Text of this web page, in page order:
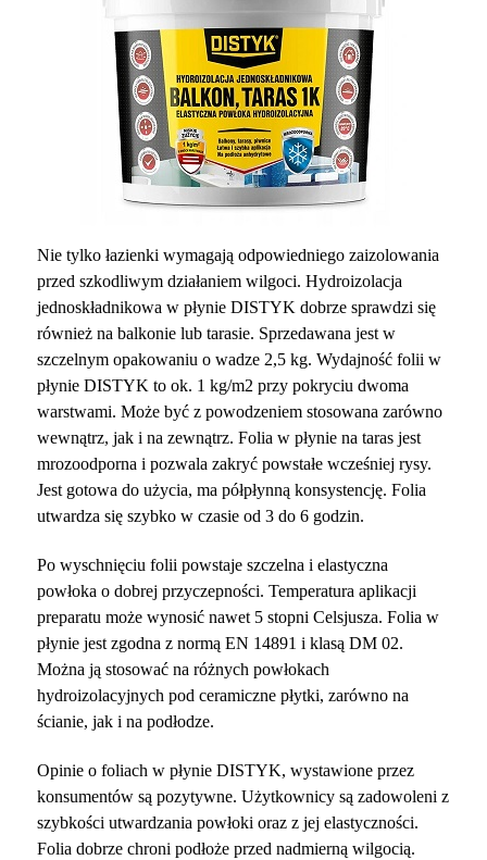
Nie tylko łazienki wymagają odpowiedniego zaizolowania
przed szkodliwym działaniem wilgoci. Hydroizolacja
jednoskładnikowa w płynie DISTYK dobrze sprawdzi się
również na balkonie lub tarasie. Sprzedawana jest w
szczelnym opakowaniu o wadze 2,5 kg. Wydajność folii w
płynie DISTYK to ok. 1 kg/m2 przy pokryciu dwoma
warstwami. Może być z powodzeniem stosowana zarówno
wewnątrz, jak i na zewnątrz. Folia w płynie na taras jest
mrozoodporna i pozwala zakryć powstałe wcześniej rysy.
Jest gotowa do użycia, ma półpłynną konsystencję. Folia
utwardza się szybko w czasie od 3 do 6 godzin.
Po wyschnięciu folii powstaje szczelna i elastyczna
powłoka o dobrej przyczepności. Temperatura aplikacji
preparatu może wynosić nawet 5 stopni Celsjusza. Folia w
płynie jest zgodna z normą EN 14891 i klasą DM 02.
Można ją stosować na różnych powłokach
hydroizolacyjnych pod ceramiczne płytki, zarówno na
ścianie, jak i na podłodze.
Opinie o foliach w płynie DISTYK, wystawione przez
konsumentów są pozytywne. Użytkownicy są zadowoleni z
szybkości utwardzania powłoki oraz z jej elastyczności.
Folia dobrze chroni podłoże przed nadmierną wilgocią.